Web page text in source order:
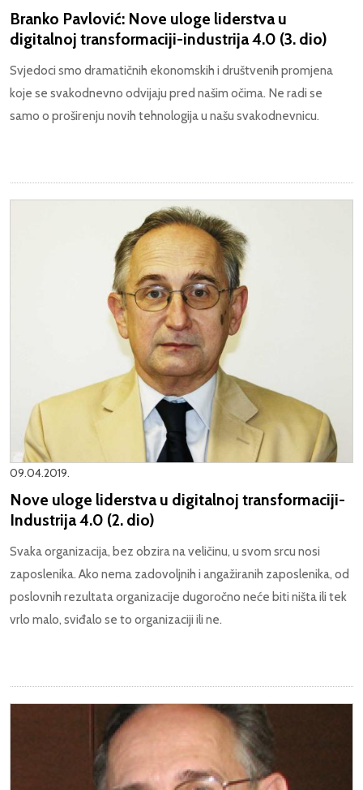
Branko Pavlović: Nove uloge liderstva u
digitalnoj transformaciji-industrija 4.0 (3. dio)
Svjedoci smo dramatičnih ekonomskih i društvenih promjena
koje se svakodnevno odvijaju pred našim očima. Ne radi se
samo o proširenju novih tehnologija u našu svakodnevnicu.
09.04.2019.
Nove uloge liderstva u digitalnoj transformaciji-
Industrija 4.0 (2. dio)
Svaka organizacija, bez obzira na veličinu, u svom srcu nosi
zaposlenika. Ako nema zadovoljnih i angažiranih zaposlenika, od
poslovnih rezultata organizacije dugoročno neće biti ništa ili tek
vrlo malo, sviđalo se to organizaciji ili ne.